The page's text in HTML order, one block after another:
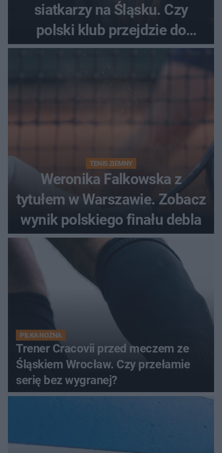
siatkarzy na Śląsku. Czy
polski klub przejdzie do
historii
TENIS ZIEMNY
Weronika Falkowska z
tytułem w Warszawie. Zobacz
wynik polskiego finału debla
PIŁKA NOŻNA
Trener Cracovii przed meczem ze
Śląskiem Wrocław. Czy przełamie
serię bez wygranej?